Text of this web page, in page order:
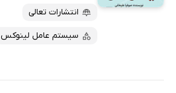
انتشارات تعالی
سیستم عامل لینوکس